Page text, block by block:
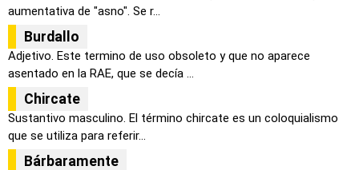
aumentativa de "asno". Se r...
Burdallo
Adjetivo. Este termino de uso obsoleto y que no aparece
asentado en la RAE, que se decía ...
Chircate
Sustantivo masculino. El término chircate es un coloquialismo
que se utiliza para referir...
Bárbaramente